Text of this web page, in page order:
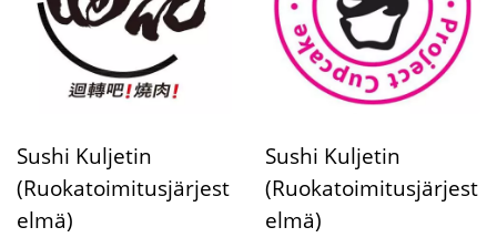
Sushi Kuljetin
(ruokatoimitusjärjest
Elmä)
Sushi Kuljetin
(ruokatoimitusjärjest
Elmä)